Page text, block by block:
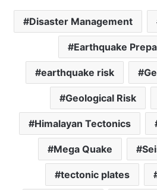
Disaster Management
Earthquake
earthquake risk
Geological Risk
Himalayan Tectonics
Mega Quake
tectonic plates